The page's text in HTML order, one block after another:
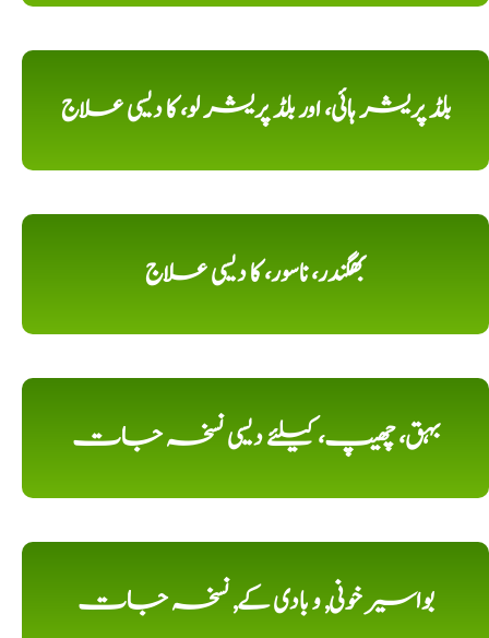
بلڈ پریشر ہائی، اور بلڈ پریشر لو، کا دیسی علاج
بھگندر، ناسور، کا دیسی علاج
بہق، چھیپ، کیلئے دیسی نسخہ جات
بواسیر خونی, و بادی کے, نسخہ جات